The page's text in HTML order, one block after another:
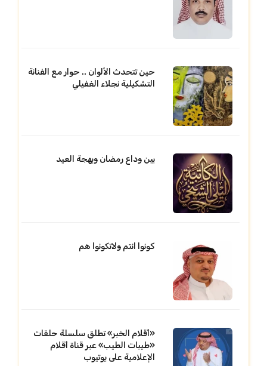
حين تتحدث الألوان .. حوار مع الفنانة
التشكيلية نجلاء الغفيلي
بين وداع رمضان وبهجة العيد
كونوا انتم ولاتكونوا هم
«أقلام الخبر» تطلق سلسلة حلقات
«طيبات الطيب» عبر قناة أقلام
الإعلامية على يوتيوب